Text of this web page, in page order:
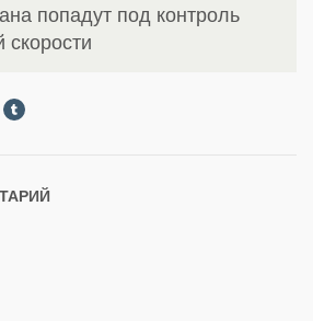
попадут под контроль
скорости